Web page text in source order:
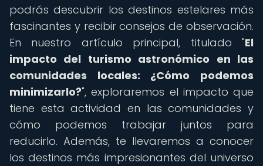
podrás descubrir los destinos estelares más
fascinantes y recibir consejos de observación.
En nuestro artículo principal, titulado "El
impacto del turismo astronómico en las
comunidades locales: ¿Cómo podemos
minimizarlo?", exploraremos el impacto que
tiene esta actividad en las comunidades y
cómo podemos trabajar juntos para
reducirlo. Además, te llevaremos a conocer
los destinos más impresionantes del universo